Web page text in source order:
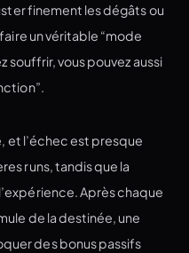
finement les dégâts ou
un véritable “mode
souffrir, vous pouvez aussi
et l’échec est presque
runs, tandis que la
Après chaque
de la destinée, une
des bonus passifs